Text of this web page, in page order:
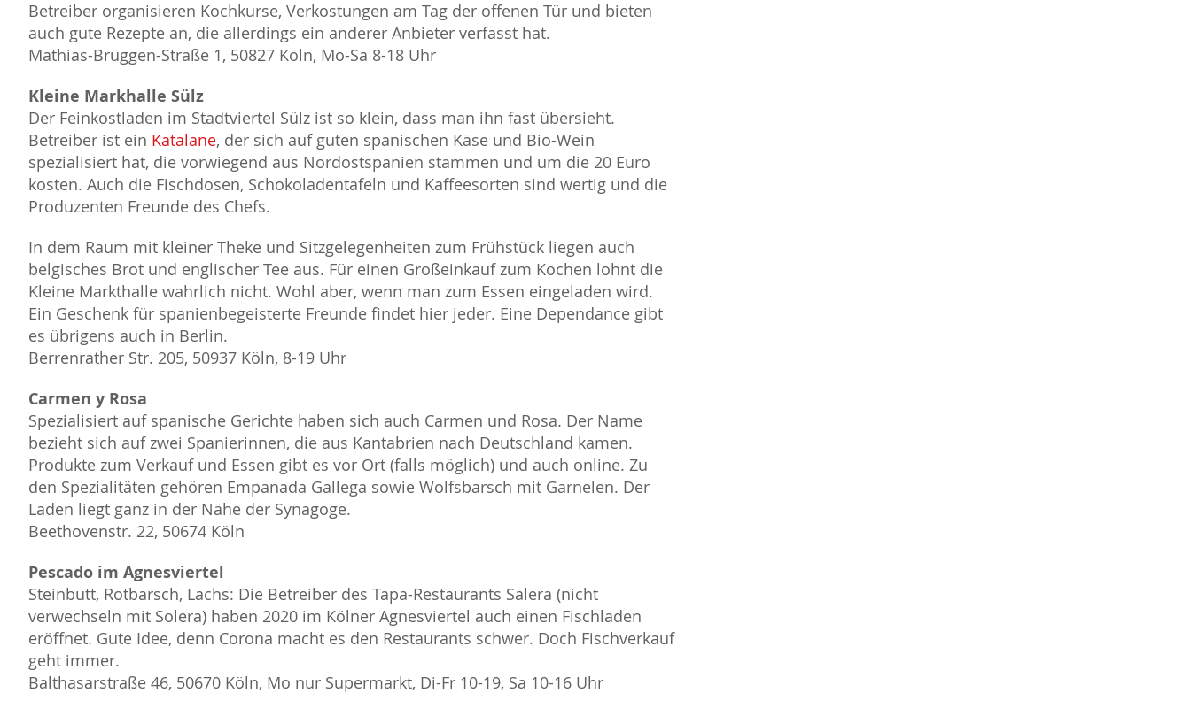
Betreiber organisieren Kochkurse, Verkostungen am Tag der offenen Tür und bieten
auch gute Rezepte an, die allerdings ein anderer Anbieter verfasst hat.
Mathias-Brüggen-Straße 1, 50827 Köln, Mo-Sa 8-18 Uhr
Kleine Markhalle Sülz
Der Feinkostladen im Stadtviertel Sülz ist so klein, dass man ihn fast übersieht.
Betreiber ist ein Katalane, der sich auf guten spanischen Käse und Bio-Wein
spezialisiert hat, die vorwiegend aus Nordostspanien stammen und um die 20 Euro
kosten. Auch die Fischdosen, Schokoladentafeln und Kaffeesorten sind wertig und die
Produzenten Freunde des Chefs.
In dem Raum mit kleiner Theke und Sitzgelegenheiten zum Frühstück liegen auch
belgisches Brot und englischer Tee aus. Für einen Großeinkauf zum Kochen lohnt die
Kleine Markthalle wahrlich nicht. Wohl aber, wenn man zum Essen eingeladen wird.
Ein Geschenk für spanienbegeisterte Freunde findet hier jeder. Eine Dependance gibt
es übrigens auch in Berlin.
Berrenrather Str. 205, 50937 Köln, 8-19 Uhr
Carmen y Rosa
Spezialisiert auf spanische Gerichte haben sich auch Carmen und Rosa. Der Name
bezieht sich auf zwei Spanierinnen, die aus Kantabrien nach Deutschland kamen.
Produkte zum Verkauf und Essen gibt es vor Ort (falls möglich) und auch online. Zu
den Spezialitäten gehören Empanada Gallega sowie Wolfsbarsch mit Garnelen. Der
Laden liegt ganz in der Nähe der Synagoge.
Beethovenstr. 22, 50674 Köln
Pescado im Agnesviertel
Steinbutt, Rotbarsch, Lachs: Die Betreiber des Tapa-Restaurants Salera (nicht
verwechseln mit Solera) haben 2020 im Kölner Agnesviertel auch einen Fischladen
eröffnet. Gute Idee, denn Corona macht es den Restaurants schwer. Doch Fischverkauf
geht immer.
Balthasarstraße 46, 50670 Köln, Mo nur Supermarkt, Di-Fr 10-19, Sa 10-16 Uhr